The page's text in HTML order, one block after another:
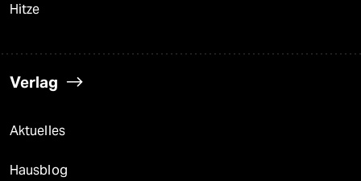
Hitze
Verlag
Aktuelles
Hausblog